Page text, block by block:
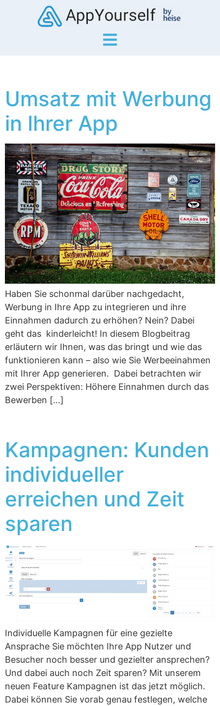
Umsatz mit Werbung
in Ihrer App
Haben Sie schonmal darüber nachgedacht,
Werbung in Ihre App zu integrieren und ihre
Einnahmen dadurch zu erhöhen? Nein? Dabei
geht das kinderleicht! In diesem Blogbeitrag
erläutern wir Ihnen, was das bringt und wie das
funktionieren kann – also wie Sie Werbeeinahmen
mit Ihrer App generieren. Dabei betrachten wir
zwei Perspektiven: Höhere Einnahmen durch das
Bewerben […]
Kampagnen: Kunden
individueller
erreichen und Zeit
sparen
Individuelle Kampagnen für eine gezielte
Ansprache Sie möchten Ihre App Nutzer und
Besucher noch besser und gezielter ansprechen?
Und dabei auch noch Zeit sparen? Mit unserem
neuen Feature Kampagnen ist das jetzt möglich.
Dabei können Sie vorab genau festlegen, welche